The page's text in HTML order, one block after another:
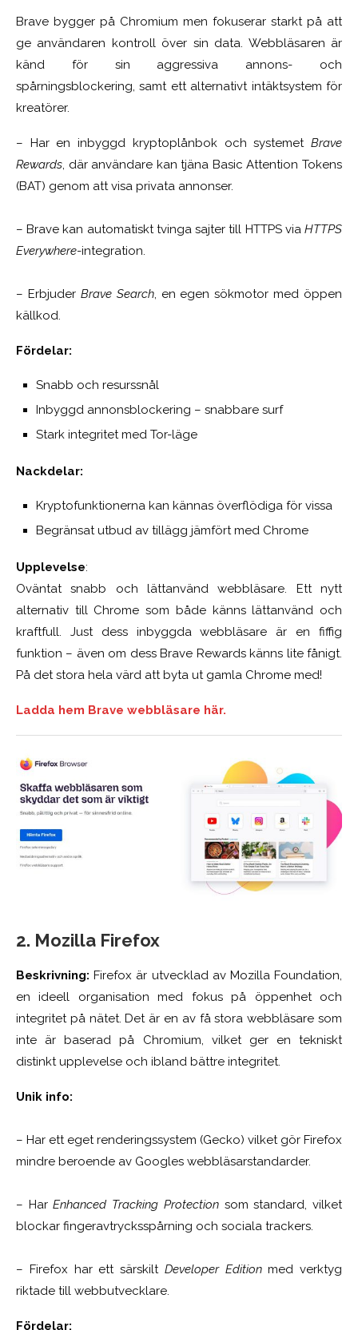
Brave bygger på Chromium men fokuserar starkt på att
ge användaren kontroll över sin data. Webbläsaren är
känd för sin aggressiva annons- och
spårningsblockering, samt ett alternativt intäktsystem för
kreatörer.
– Har en inbyggd kryptoplånbok och systemet Brave
Rewards , där användare kan tjäna Basic Attention Tokens
(BAT) genom att visa privata annonser.
– Brave kan automatiskt tvinga sajter till HTTPS via HTTPS
Everywhere-integration.
– Erbjuder Brave Search, en egen sökmotor med öppen
källkod.
Fördelar:
Snabb och resurssnål
Inbyggd annonsblockering – snabbare surf
Stark integritet med Tor-läge
Nackdelar:
Kryptofunktionerna kan kännas överflödiga för vissa
Begränsat utbud av tillägg jämfört med Chrome
Upplevelse:
Oväntat snabb och lättanvänd webbläsare. Ett nytt
alternativ till Chrome som både känns lättanvänd och
kraftfull. Just dess inbyggda webbläsare är en fiffig
funktion – även om dess Brave Rewards känns lite fånigt.
På det stora hela värd att byta ut gamla Chrome med!
Ladda hem Brave webbläsare här.
2. Mozilla Firefox
Beskrivning: Firefox är utvecklad av Mozilla Foundation,
en ideell organisation med fokus på öppenhet och
integritet på nätet. Det är en av få stora webbläsare som
inte är baserad på Chromium, vilket ger en tekniskt
distinkt upplevelse och ibland bättre integritet.
Unik info:
– Har ett eget renderingssystem (Gecko) vilket gör Firefox
mindre beroende av Googles webbläsarstandarder.
– HarEnhanced Tracking Protectionsom standard, vilket
blockar fingeravtrycksspårning och sociala trackers.
– Firefox har ett särskilt Developer Editionmed verktyg
riktade till webbutvecklare.
Fördelar: